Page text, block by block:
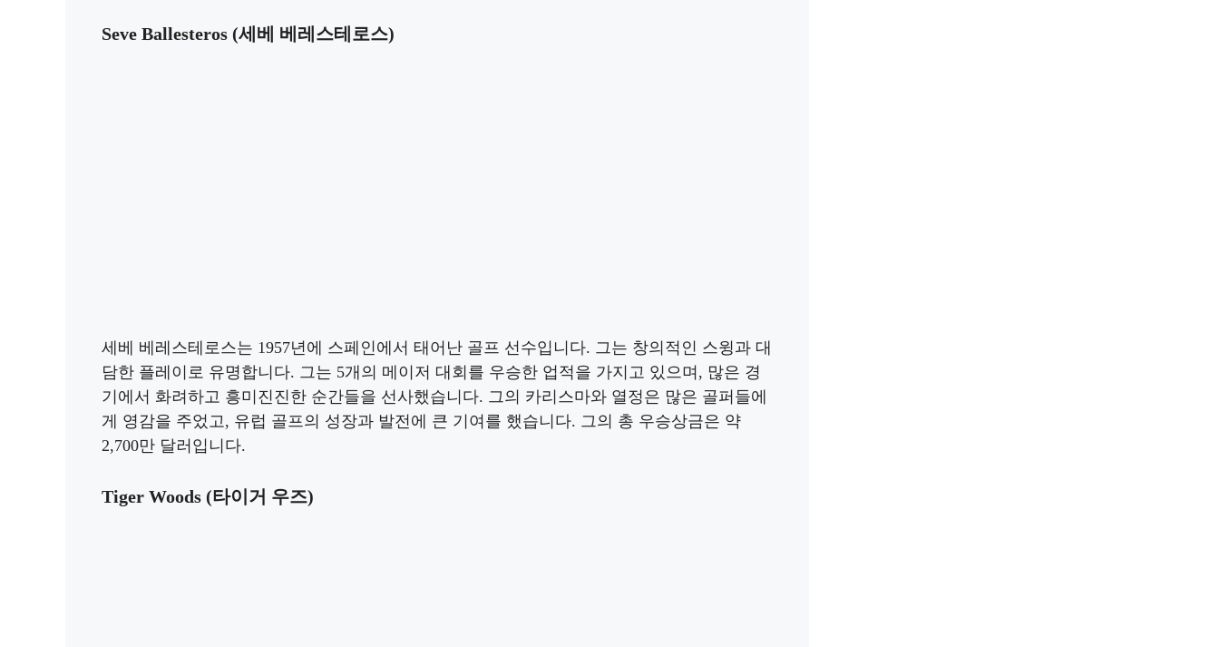
Seve Ballesteros (세베 베레스테로스)
세베 베레스테로스는 1957년에 스페인에서 태어난 골프 선수입니다. 그는 창의적인 스윙과 대
담한 플레이로 유명합니다. 그는 5개의 메이저 대회를 우승한 업적을 가지고 있으며, 많은 경
기에서 화려하고 흥미진진한 순간들을 선사했습니다. 그의 카리스마와 열정은 많은 골퍼들에
게 영감을 주었고, 유럽 골프의 성장과 발전에 큰 기여를 했습니다. 그의 총 우승상금은 약
2,700만 달러입니다.
Tiger Woods (타이거 우즈)